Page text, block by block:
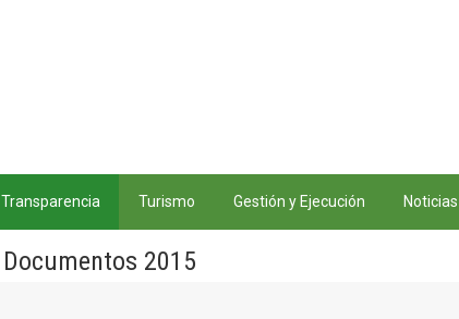
Transparencia Turismo Gestión y Ejecución Noticias
Documentos 2015